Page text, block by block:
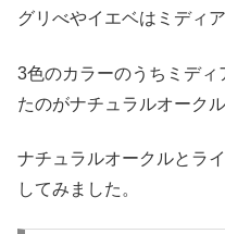
グリべやイエベはミディ
3色のカラーのうちミデ
たのがナチュラルオーク
ナチュラルオークルとラ
してみました。